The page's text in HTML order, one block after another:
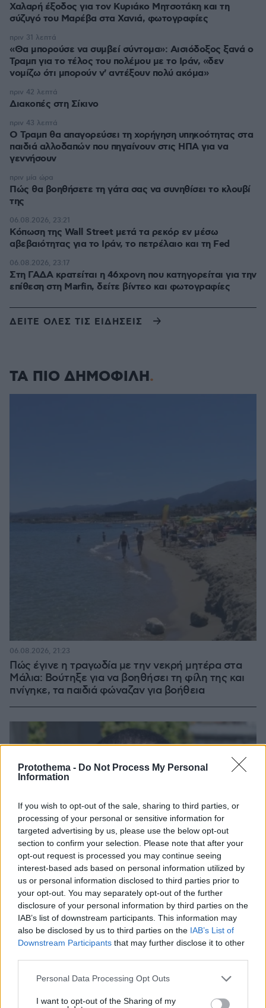
Protothema - Do Not Process My Personal
Information
If you wish to opt-out of the sale, sharing to third parties, or
processing of your personal or sensitive information for
targeted advertising by us, please use the below opt-out
section to confirm your selection. Please note that after your
opt-out request is processed you may continue seeing
interest-based ads based on personal information utilized by
us or personal information disclosed to third parties prior to
your opt-out. You may separately opt-out of the further
disclosure of your personal information by third parties on the
IAB’s list of downstream participants. This information may
also be disclosed by us to third parties on the IAB’s List of
Downstream Participants that may further disclose it to other
Please note that this website/app uses one or more Google
not limited to your visit or usage behaviour. You may click to
Personal Data Processing Opt Outs
I want to opt-out of the Sharing of my
Χαλαρή έξοδος για τον Κυριάκο Μητσοτάκη και τη
σύζυγό του Μαρέβα στα Χανιά, φωτογραφίες
«Θα μπορούσε να συμβεί σύντομα»: Αισιόδοξος ξανά ο
Τραμπ για το τέλος του πολέμου με το Ιράν, «δεν
νομίζω ότι μπορούν ν' αντέξουν πολύ ακόμα»
πριν 31 λεπτά
Διακοπές στη Σίκινο
πριν 42 λεπτά
Ο Τραμπ θα απαγορεύσει τη χορήγηση υπηκοότητας στα
παιδιά αλλοδαπών που πηγαίνουν στις ΗΠΑ για να
γεννήσουν
πριν 43 λεπτά
Πώς θα βοηθήσετε τη γάτα σας να συνηθίσει το κλουβί
της
πριν μία ώρα
Κόπωση της Wall Street μετά τα ρεκόρ εν μέσω
αβεβαιότητας για το Ιράν, το πετρέλαιο και τη Fed
06.08.2026, 23:21
Στη ΓΑΔΑ κρατείται η 46χρονη που κατηγορείται για την
επίθεση στη Marfin, δείτε βίντεο και φωτογραφίες
06.08.2026, 23:17
ΔΕΙΤΕ ΟΛΕΣ ΤΙΣ ΕΙΔΗΣΕΙΣ
ΤΑ ΠΙΟ ΔΗΜΟΦΙΛΗ
Πώς έγινε η τραγωδία με την νεκρή μητέρα στα
Μάλια: Βούτηξε για να βοηθήσει τη φίλη της και
πνίγηκε, τα παιδιά φώναζαν για βοήθεια
06.08.2026, 21:23
06.08.2026, 22:24